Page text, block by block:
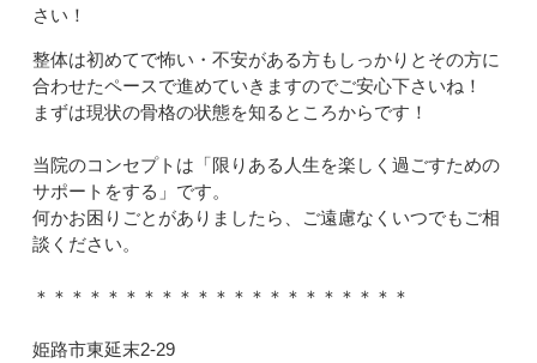
さい！
整体は初めてで怖い・不安がある方もしっかりとその方に
合わせたペースで進めていきますのでご安心下さいね！
まずは現状の骨格の状態を知るところからです！
当院のコンセプトは「限りある人生を楽しく過ごすための
サポートをする」です。
何かお困りごとがありましたら、ご遠慮なくいつでもご相
談ください。
＊＊＊＊＊＊＊＊＊＊＊＊＊＊＊＊＊＊＊＊＊
姫路市東延末2-29